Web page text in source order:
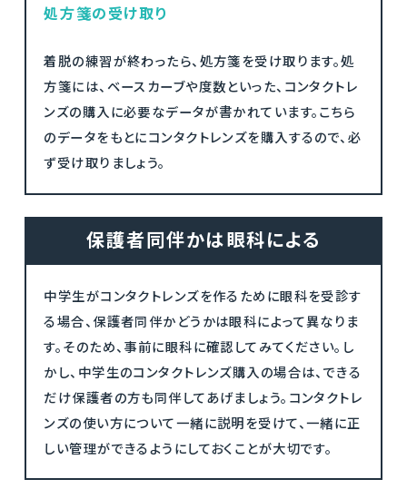
処方箋の受け取り
着脱の練習が終わったら、処方箋を受け取ります。処
方箋には、ベースカーブや度数といった、コンタクトレ
ンズの購入に必要なデータが書かれています。こちら
のデータをもとにコンタクトレンズを購入するので、必
ず受け取りましょう。
保護者同伴かは眼科による
中学生がコンタクトレンズを作るために眼科を受診す
る場合、保護者同伴かどうかは眼科によって異なりま
す。そのため、事前に眼科に確認してみてください。し
かし、中学生のコンタクトレンズ購入の場合は、できる
だけ保護者の方も同伴してあげましょう。コンタクトレ
ンズの使い方について一緒に説明を受けて、一緒に正
しい管理ができるようにしておくことが大切です。